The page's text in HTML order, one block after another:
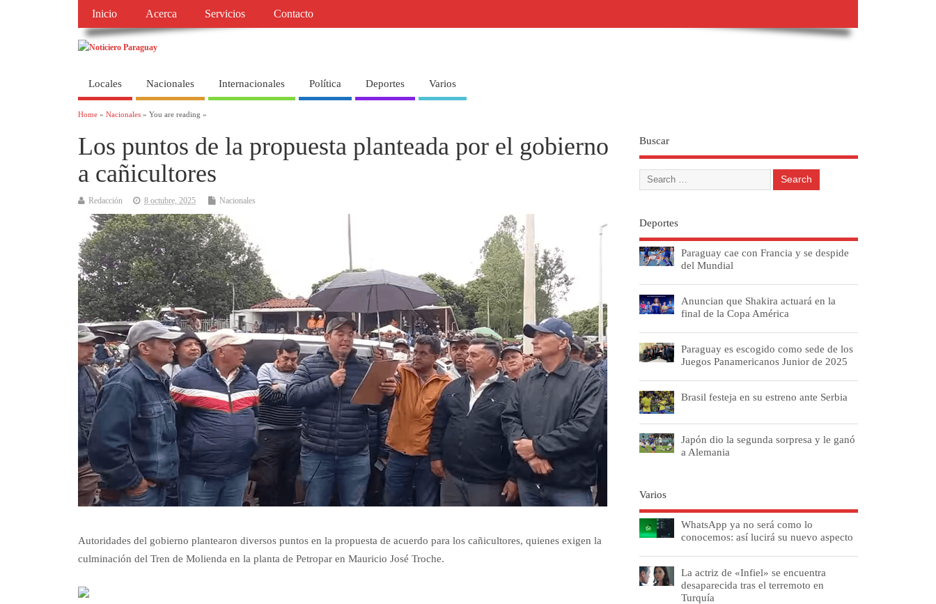
Inicio Acerca Servicios Contacto
Locales Nacionales Internacionales Política Deportes Varios
Home » Nacionales » You are reading »
Los puntos de la propuesta planteada por el gobierno
a cañicultores
Redacción 8 octubre, 2025 Nacionales
Autoridades del gobierno plantearon diversos puntos en la propuesta de acuerdo para los cañicultores, quienes exigen la
culminación del Tren de Molienda en la planta de Petropar en Mauricio José Troche.
Buscar
Deportes
Paraguay cae con Francia y se despide
del Mundial
Anuncian que Shakira actuará en la
final de la Copa América
Paraguay es escogido como sede de los
Juegos Panamericanos Junior de 2025
Brasil festeja en su estreno ante Serbia
Japón dio la segunda sorpresa y le ganó
a Alemania
Varios
WhatsApp ya no será como lo
conocemos: así lucirá su nuevo aspecto
La actriz de «Infiel» se encuentra
desaparecida tras el terremoto en
Turquía